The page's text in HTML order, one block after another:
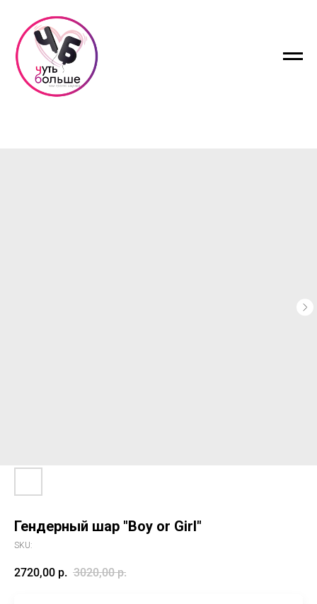
Гендерный шар "Boy or Girl"
SKU:
2720,00 р. 3020,00 р.